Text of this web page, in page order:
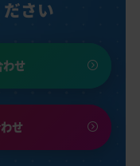
さい
せ
せ